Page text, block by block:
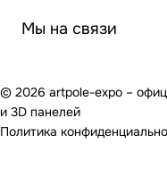
Мы на связи
© 2026 artpole-expo –
и 3D панелей
Политика